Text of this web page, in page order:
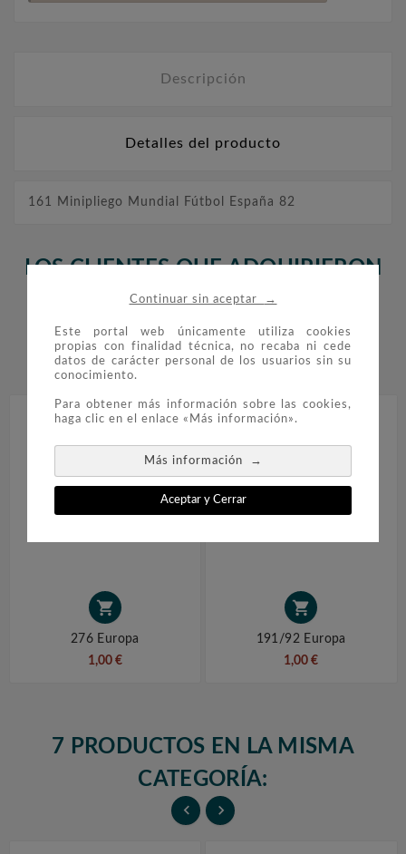
Continuar sin aceptar →
Este portal web únicamente utiliza cookies
propias con finalidad técnica, no recaba ni cede
datos de carácter personal de los usuarios sin su
conocimiento.
Para obtener más información sobre las cookies,
haga clic en el enlace «Más información».
Más información →
Aceptar y Cerrar
Descripción
Detalles del producto
161 Minipliego Mundial Fútbol España 82
LOS CLIENTES QUE ADQUIRIERON
ESTE PRODUCTO TAMBIÉN
COMPRARON:
 

276 Europa
1,00 €

191/92 Europa
1,00 €
7 PRODUCTOS EN LA MISMA
CATEGORÍA:
 